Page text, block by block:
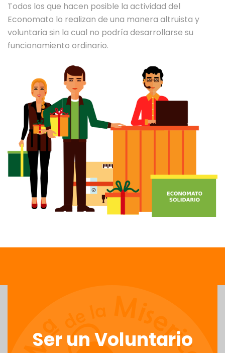
Todos los que hacen posible la actividad del
Economato lo realizan de una manera altruista y
voluntaria sin la cual no podría desarrollarse su
funcionamiento ordinario.
Ser un Voluntario